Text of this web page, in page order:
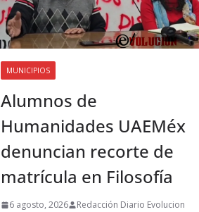
MUNICIPIOS
Alumnos de
Humanidades UAEMéx
denuncian recorte de
matrícula en Filosofía
6 agosto, 2026 Redacción Diario Evolucion